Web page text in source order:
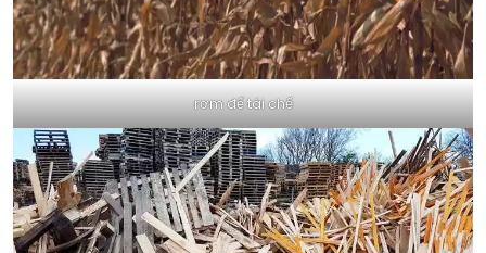
rơm để tái chế